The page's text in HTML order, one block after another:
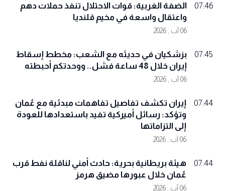
07:46
الضفة الغربية: قوات الاحتلال تنفذ حملات دهم
واعتقال واسعة في مخيم قلنديا
06 آب , 2026
07:45
بزشكيان في حديثه مع الشعب: مخطط إسقاط
إيران خلال 48 ساعة فشل.. ووحدتكم أحبطته
06 آب , 2026
07:44
إيران تكشف تفاصيل تفاهمات مبدئية مع عُمان
وتؤكد: رسائل أميركية تفيد باستعدادها للعودة
إلى التزاماتها
06 آب , 2026
07:44
هيئة بريطانية بحرية: حادث أمني لناقلة نفط قرب
عُمان خلال عبورها مضيق هرمز
06 آب , 2026